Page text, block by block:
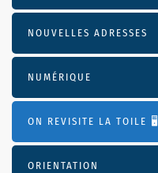
NOUVELLES ADRESSES
NUMÉRIQUE
ON REVISITE LA TOILE 🖥️
ORIENTATION